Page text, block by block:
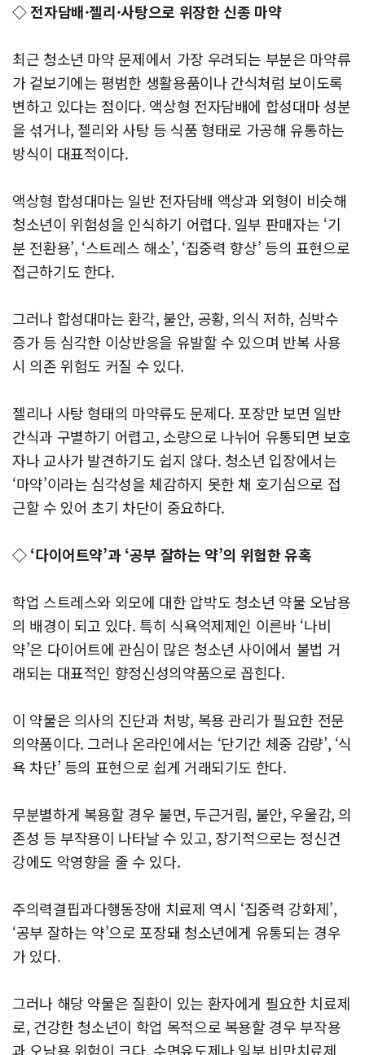
◇ 전자담배·젤리·사탕으로 위장한 신종 마약
최근 청소년 마약 문제에서 가장 우려되는 부분은 마약류
가 겉보기에는 평범한 생활용품이나 간식처럼 보이도록
변하고 있다는 점이다. 액상형 전자담배에 합성대마 성분
을 섞거나, 젤리와 사탕 등 식품 형태로 가공해 유통하는
방식이 대표적이다.
액상형 합성대마는 일반 전자담배 액상과 외형이 비슷해
청소년이 위험성을 인식하기 어렵다. 일부 판매자는 ‘기
분 전환용’, ‘스트레스 해소’, ‘집중력 향상’ 등의 표현으로
접근하기도 한다.
그러나 합성대마는 환각, 불안, 공황, 의식 저하, 심박수
증가 등 심각한 이상반응을 유발할 수 있으며 반복 사용
시 의존 위험도 커질 수 있다.
젤리나 사탕 형태의 마약류도 문제다. 포장만 보면 일반
간식과 구별하기 어렵고, 소량으로 나뉘어 유통되면 보호
자나 교사가 발견하기도 쉽지 않다. 청소년 입장에서는
‘마약’이라는 심각성을 체감하지 못한 채 호기심으로 접
근할 수 있어 초기 차단이 중요하다.
◇ ‘다이어트약’과 ‘공부 잘하는 약’의 위험한 유혹
학업 스트레스와 외모에 대한 압박도 청소년 약물 오남용
의 배경이 되고 있다. 특히 식욕억제제인 이른바 ‘나비
약’은 다이어트에 관심이 많은 청소년 사이에서 불법 거
래되는 대표적인 향정신성의약품으로 꼽힌다.
이 약물은 의사의 진단과 처방, 복용 관리가 필요한 전문
의약품이다. 그러나 온라인에서는 ‘단기간 체중 감량’, ‘식
욕 차단’ 등의 표현으로 쉽게 거래되기도 한다.
무분별하게 복용할 경우 불면, 두근거림, 불안, 우울감, 의
존성 등 부작용이 나타날 수 있고, 장기적으로는 정신건
강에도 악영향을 줄 수 있다.
주의력결핍과다행동장애 치료제 역시 ‘집중력 강화제’,
‘공부 잘하는 약’으로 포장돼 청소년에게 유통되는 경우
가 있다.
그러나 해당 약물은 질환이 있는 환자에게 필요한 치료제
로, 건강한 청소년이 학업 목적으로 복용할 경우 부작용
과 오남용 위험이 크다. 수면유도제나 일부 비만치료제